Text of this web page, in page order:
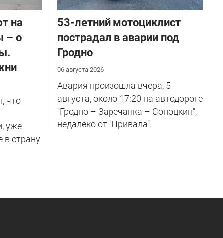
на
– о
что
уже
в страну
53-летний мотоциклист
пострадал в аварии под
Гродно
06 августа 2026
Авария произошла вчера, 5
августа, около 17:20 на автодороге
"Гродно – Заречанка – Сопоцкин",
недалеко от "Привала".